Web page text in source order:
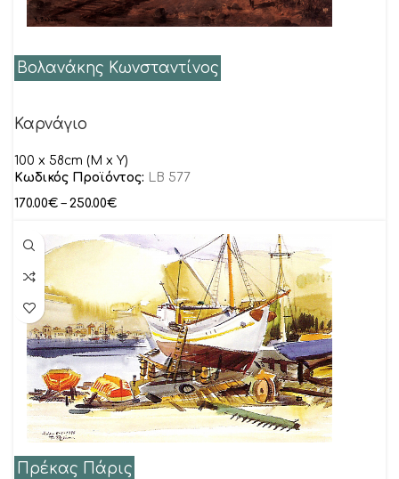
Βολανάκης Κωνσταντίνος
Καρνάγιο
100 x 58cm (M x Y)
Κωδικός Προϊόντος: LB 577
170.00€ – 250.00€
Πρέκας Πάρις